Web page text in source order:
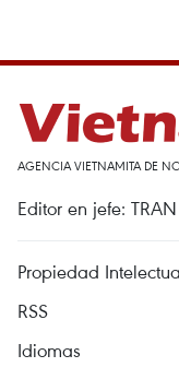
AGENCIA VIETNAMITA DE
Editor en jefe:
Propiedad
RSS
Idiomas